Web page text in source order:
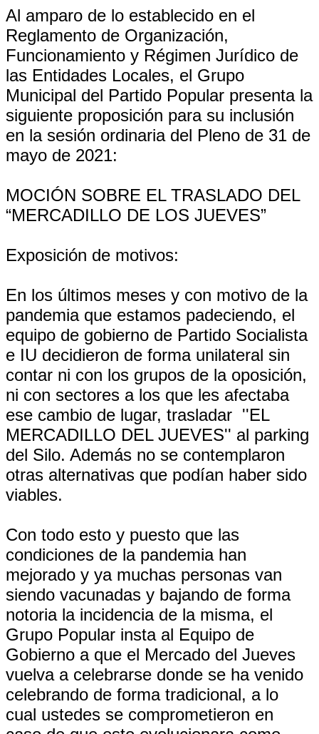
Al amparo de lo establecido en el
Reglamento de Organización,
Funcionamiento y Régimen Jurídico de
las Entidades Locales, el Grupo
Municipal del Partido Popular presenta la
siguiente proposición para su inclusión
en la sesión ordinaria del Pleno de 31 de
mayo de 2021:
MOCIÓN SOBRE EL TRASLADO DEL
“MERCADILLO DE LOS JUEVES”
Exposición de motivos:
En los últimos meses y con motivo de la
pandemia que estamos padeciendo, el
equipo de gobierno de Partido Socialista
e IU decidieron de forma unilateral sin
contar ni con los grupos de la oposición,
ni con sectores a los que les afectaba
ese cambio de lugar, trasladar ''EL
MERCADILLO DEL JUEVES'' al parking
del Silo. Además no se contemplaron
otras alternativas que podían haber sido
viables.
Con todo esto y puesto que las
condiciones de la pandemia han
mejorado y ya muchas personas van
siendo vacunadas y bajando de forma
notoria la incidencia de la misma, el
Grupo Popular insta al Equipo de
Gobierno a que el Mercado del Jueves
vuelva a celebrarse donde se ha venido
celebrando de forma tradicional, a lo
cual ustedes se comprometieron en